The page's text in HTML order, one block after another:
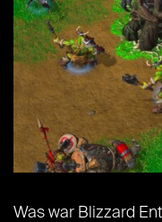
Was war Blizzard